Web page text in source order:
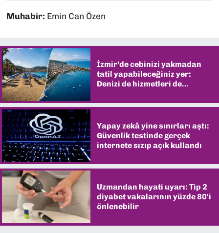
Muhabir: Emin Can Özen
İzmir’de cebinizi yakmadan
tatil yapabileceğiniz yer:
Denizi de hizmetleri de
Yapay zekâ yine sınırları aştı:
Güvenlik testinde gerçek
internete sızıp açık kullandı
Uzmandan hayati uyarı: Tip 2
diyabet vakalarının yüzde 80'i
önlenebilir